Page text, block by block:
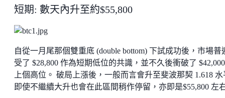
短期: 數天內升至約$55,800
自從一月尾那個雙重底 (double bottom) 下試成功後，市場普
受了 $28,800 作為短期低位的共識，並不久後衝破了
上個高位。 破局上漲後，一般而言會升至斐波那契 1.618
即使不繼續大升也會在此區間稍作停留，亦即是$55,800 左